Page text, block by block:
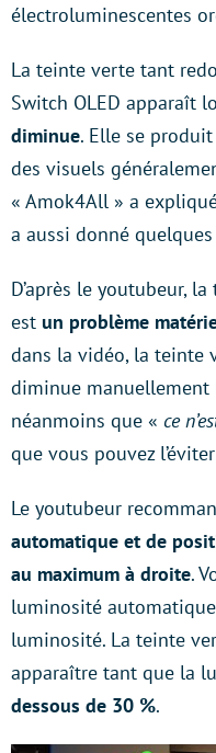
électroluminescentes
La teinte verte tant
Switch OLED apparaît
diminue. Elle se
des visuels
« Amok4All » a
a aussi donné
D’après le youtubeur,
est un problème
dans la vidéo, la teinte
diminue
néanmoins que « ce
que vous pouvez
Le youtubeur
automatique et de
au maximum à droite.
luminosité
luminosité. La teinte
apparaître tant que la
dessous de 30 %.